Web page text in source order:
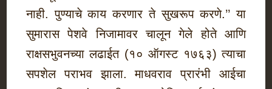
नाही. पुण्याचे काय करणार ते सुखरूप करणे.’’ या
सुमारास पेशवे निजामावर चालून गेले होते आणि
राक्षसभुवनच्या लढाईत (१० ऑगस्ट १७६३) त्याचा
सपशेल पराभव झाला. माधवराव प्रारंभी आईचा